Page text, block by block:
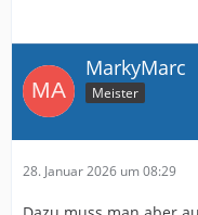
MarkyMarc
Meister
28. Januar 2026 um 08:29